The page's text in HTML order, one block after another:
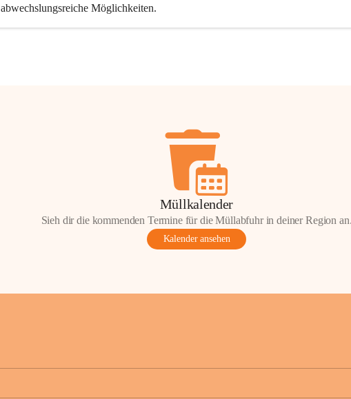
abwechslungsreiche Möglichkeiten.
Müllkalender
Sieh dir die kommenden Termine für die Müllabfuhr in deiner Region
Kalender ansehen